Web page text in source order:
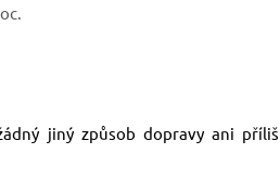
jiný způsob dopravy ani příliš